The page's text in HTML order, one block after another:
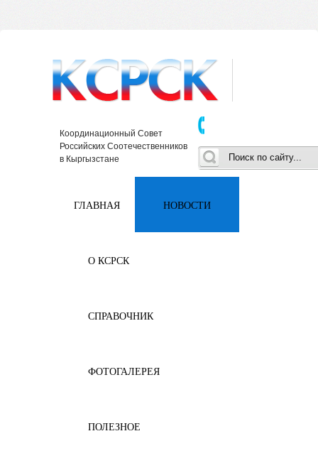
Координационный Совет
Российских Соотечественников
в Кыргызстане
ГЛАВНАЯ НОВОСТИ
О КСРСК
СПРАВОЧНИК
ФОТОГАЛЕРЕЯ
ПОЛЕЗНОЕ